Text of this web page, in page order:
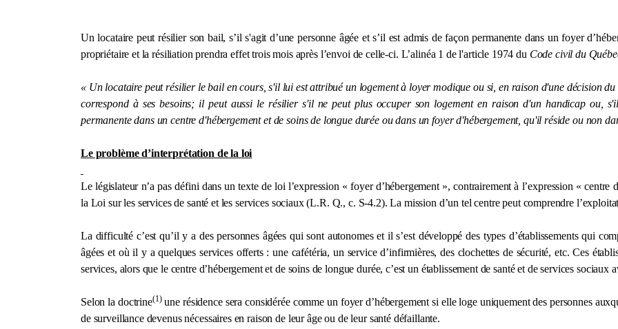
Un locataire peut résilier son bail, s’il s'agit d’une personne âgée et s’il est admis de façon permanente dans un foyer
propriétaire et la résiliation prendra effet trois mois après l’envoi de celle-ci. L’alinéa 1 de l'article 1974 du Code civil du
« Un locataire peut résilier le bail en cours, s'il lui est attribué un logement à loyer modique ou si, en raison d'une décision
correspond à ses besoins; il peut aussi le résilier s'il ne peut plus occuper son logement en raison d'un handicap ou,
permanente dans un centre d'hébergement et de soins de longue durée ou dans un foyer d'hébergement, qu'il réside ou non
Le problème d’interprétation de la loi
Le législateur n’a pas défini dans un texte de loi l’expression « foyer d’hébergement », contrairement à l’expression « centre
la Loi sur les services de santé et les services sociaux (L.R. Q., c. S-4.2). La mission d’un tel centre peut comprendre
La difficulté c’est qu’il y a des personnes âgées qui sont autonomes et il s’est développé des types d’établissements qui
âgées et où il y a quelques services offerts : une cafétéria, un service d’infirmières, des clochettes de sécurité, etc. Ces
services, alors que le centre d’hébergement et de soins de longue durée, c’est un établissement de santé et de services sociaux
Selon la doctrine(1)une résidence sera considérée comme un foyer d’hébergement si elle loge uniquement des personnes
de surveillance devenus nécessaires en raison de leur âge ou de leur santé défaillante.